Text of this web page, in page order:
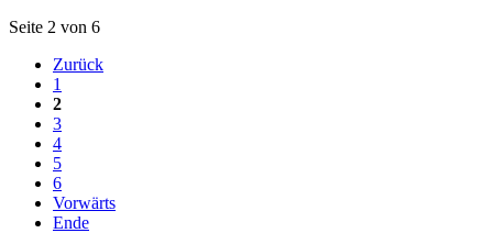
Seite 2 von 6
Zurück
1
2
3
4
5
6
Vorwärts
Ende